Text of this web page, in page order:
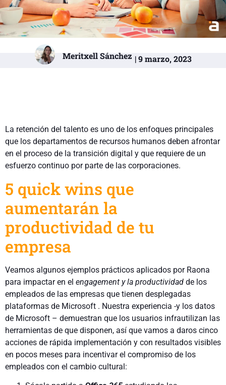
Meritxell Sánchez | 9 marzo, 2023
La retención del talento es uno de los enfoques principales
que los departamentos de recursos humanos deben afrontar
en el proceso de la transición digital y que requiere de un
esfuerzo continuo por parte de las corporaciones.
5 quick wins que
aumentarán la
productividad de tu
empresa
Veamos algunos ejemplos prácticos aplicados por Raona
para impactar en el engagement y la productividad de los
empleados de las empresas que tienen desplegadas
plataformas de Microsoft . Nuestra experiencia -y los datos
de Microsoft – demuestran que los usuarios infrautilizan las
herramientas de que disponen, así que vamos a daros cinco
acciones de rápida implementación y con resultados visibles
en pocos meses para incentivar el compromiso de los
empleados con el cambio cultural: